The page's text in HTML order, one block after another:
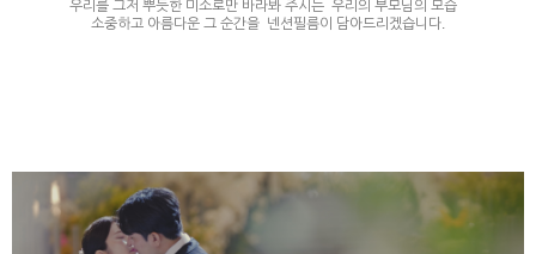
우리를 그저 뿌듯한 미소로만 바라봐 주시는 우리의 부모님의 모습 ​
소중하고 아름다운 그 순간을 넨션필름이 담아드리겠습니다.